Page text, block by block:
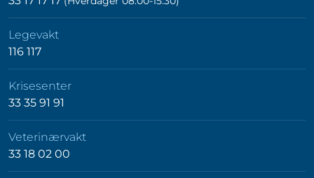
Legevakt
116 117
Krisesenter
33 35 91 91
Veterinærvakt
33 18 02 00